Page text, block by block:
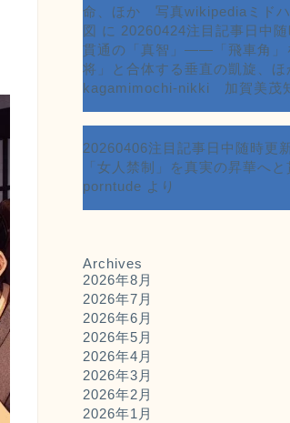
命、ほか 写真wikipediaミドハ
図 に 20260424注目記事日中
貫通の「真智」――「飛車角」
将」と合体する垂直の凱旋、ほ
kagamimochi-nikki 加賀美茂
20260406注目記事日中随時
「女人禁制」を真実の昇華へ
porntude より
Archives
2026年8月
2026年7月
2026年6月
2026年5月
2026年4月
2026年3月
2026年2月
2026年1月